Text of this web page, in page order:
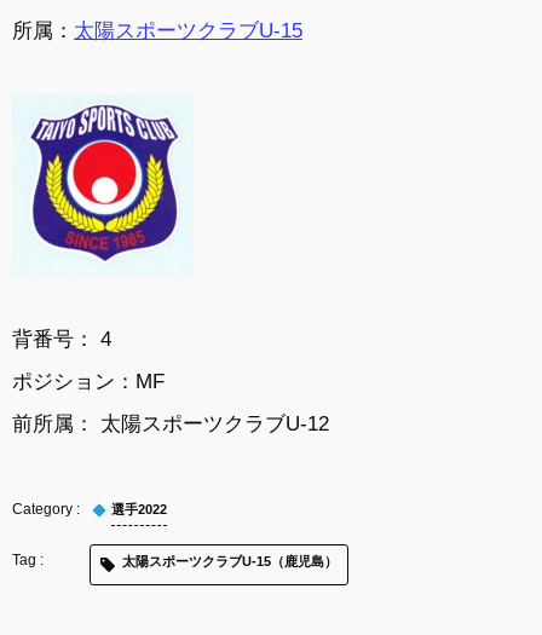
所属： 太陽スポーツクラブU-15
背番号： 4
ポジション：MF
前所属： 太陽スポーツクラブU-12
選手2022
太陽スポーツクラブU-15（鹿児島）